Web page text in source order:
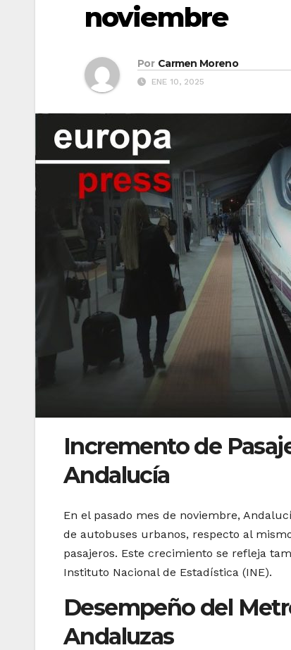
noviembre
Por Carmen Moreno
ENE 10, 2025
Incremento de
Andalucía
En el pasado mes de noviembre,
de autobuses urbanos, respecto al
pasajeros. Este crecimiento se refleja
Instituto Nacional de Estadística (INE).
Desempeño del
Andaluzas